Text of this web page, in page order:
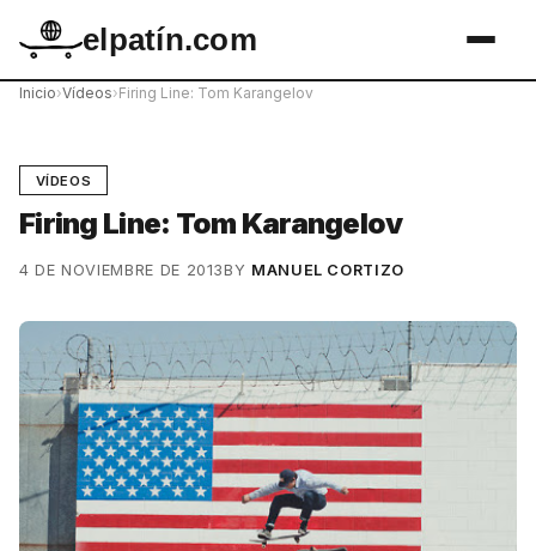
elpatín.com
Inicio›Vídeos›Firing Line: Tom Karangelov
VÍDEOS
Firing Line: Tom Karangelov
4 DE NOVIEMBRE DE 2013BY MANUEL CORTIZO